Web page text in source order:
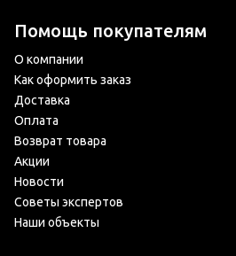
Помощь покупателям
О компании
Как оформить заказ
Доставка
Оплата
Возврат товара
Акции
Новости
Советы экспертов
Наши объекты